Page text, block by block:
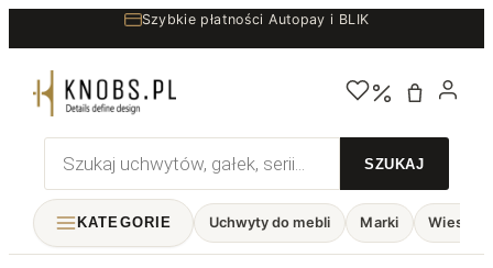
do
treści
Szybkie płatności Autopay i BLIK
Wyszukiwarka
produktów
KATEGORIE Uchwyty do mebli Marki